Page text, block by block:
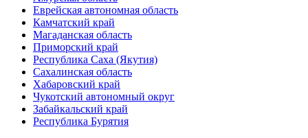
Еврейская автономная область
Камчатский край
Магаданская область
Приморский край
Республика Саха (Якутия)
Сахалинская область
Хабаровский край
Чукотский автономный округ
Забайкальский край
Республика Бурятия